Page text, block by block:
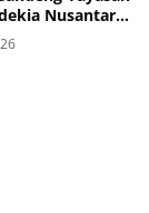
Nusantara
Hukum